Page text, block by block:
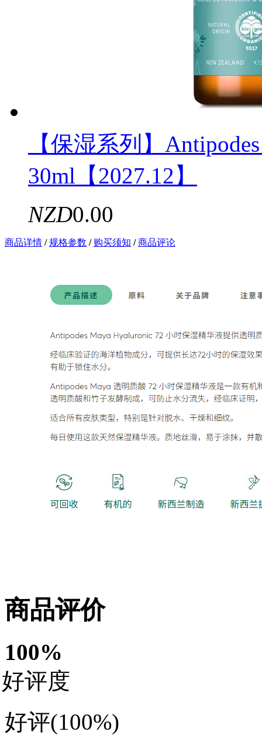
【保湿系列】
30ml【2027.12】
NZD0.00
商品详情 / 规格参数 / 购买须知 / 商品评论
商品评价
100%
好评度
好评(100%)